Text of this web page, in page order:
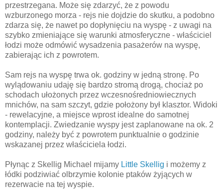
przestrzegana. Może się zdarzyć, że z powodu
wzburzonego morza - rejs nie dojdzie do skutku, a podobno
zdarza się, że nawet po dopłynięciu na wyspę - z uwagi na
szybko zmieniające się warunki atmosferyczne - właściciel
łodzi może odmówić wysadzenia pasażerów na wyspę,
zabierając ich z powrotem.
Sam rejs na wyspę trwa ok. godziny w jedną stronę. Po
wylądowaniu udaję się bardzo stromą drogą, chociaż po
schodach ułożonych przez wczesnośredniowiecznych
mnichów, na sam szczyt, gdzie położony był klasztor. Widoki
- rewelacyjne, a miejsce wprost idealne do samotnej
kontemplacji. Zwiedzanie wyspy jest zaplanowane na ok. 2
godziny, należy być z powrotem punktualnie o godzinie
wskazanej przez właściciela łodzi.
Płynąc z Skellig Michael mijamy Little Skellig i możemy z
łódki podziwiać olbrzymie kolonie ptaków żyjących w
rezerwacie na tej wyspie.